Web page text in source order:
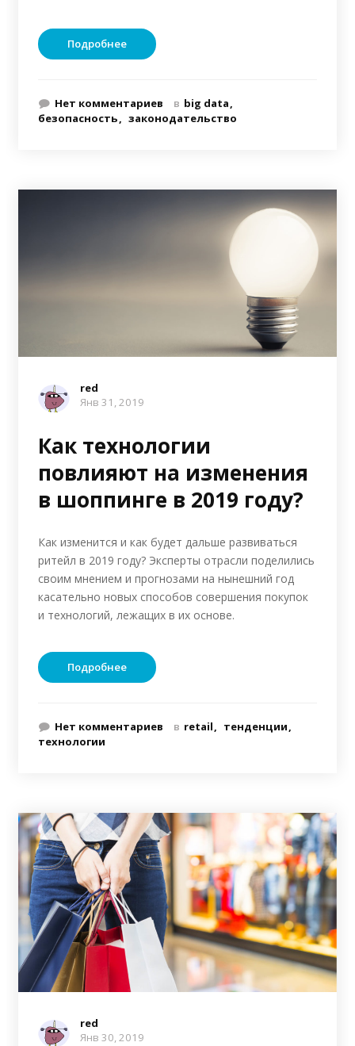
Подробнее
Нет комментариев в big data
безопасность
законодательство
red
Янв 31, 2019
Как технологии
повлияют на изменения
в шоппинге в 2019 году?
Как изменится и как будет дальше развиваться
ритейл в 2019 году? Эксперты отрасли поделились
своим мнением и прогнозами на нынешний год
касательно новых способов совершения покупок
и технологий, лежащих в их основе.
Подробнее
Нет комментариев в retail
тенденции
технологии
red
Янв 30, 2019